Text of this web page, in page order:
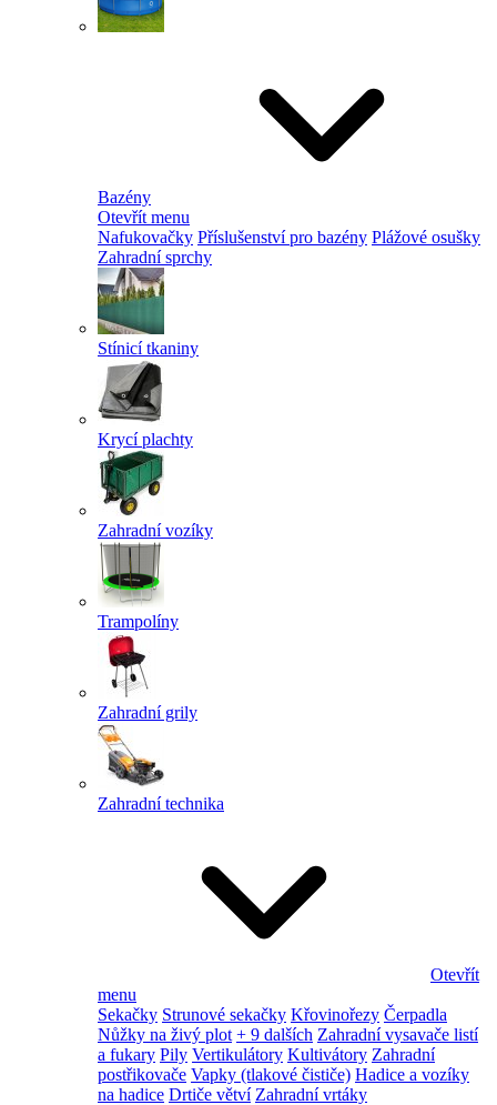
Bazény
Otevřít menu
Nafukovačky Příslušenství pro bazény Plážové osušky
Zahradní sprchy
Stínicí tkaniny
Krycí plachty
Zahradní vozíky
Trampolíny
Zahradní grily
Zahradní technika
Otevřít
menu
Sekačky Strunové sekačky Křovinořezy Čerpadla
Nůžky na živý plot + 9 dalších Zahradní vysavače listí
a fukary Pily Vertikulátory Kultivátory Zahradní
postřikovače Vapky (tlakové čističe) Hadice a vozíky
na hadice Drtiče větví Zahradní vrtáky